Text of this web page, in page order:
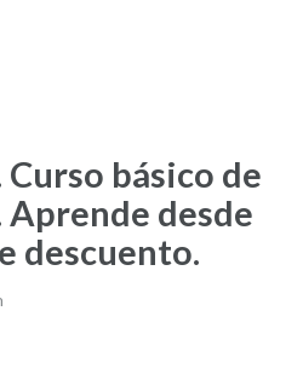
básico de
Aprende desde
descuento.